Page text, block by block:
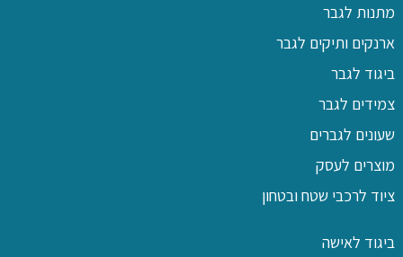
מתנות לגבר
ארנקים ותיקים לגבר
ביגוד לגבר
צמידים לגבר
שעונים לגברים
מוצרים לעסק
ציוד לרכבי שטח ובטחון
ביגוד לאישה